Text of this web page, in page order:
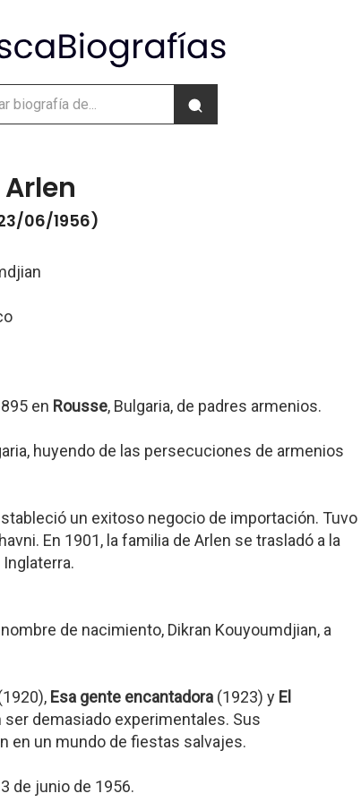
06/1956)
en Rousse, Bulgaria, de padres armenios.
huyendo de las persecuciones de armenios
un exitoso negocio de importación. Tuvo
En 1901, la familia de Arlen se trasladó a la
de nacimiento, Dikran Kouyoumdjian, a
Esa gente encantadora (1923) y El
demasiado experimentales. Sus
en un mundo de fiestas salvajes.
de junio de 1956.